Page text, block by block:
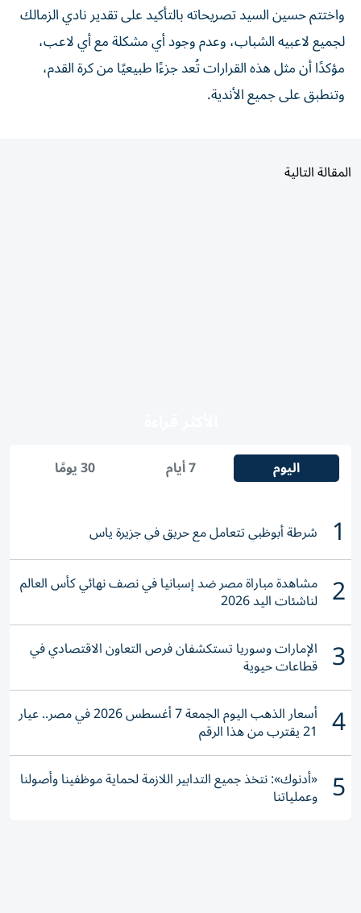
واختتم حسين السيد تصريحاته بالتأكيد على تقدير نادي الزمالك
لجميع لاعبيه الشباب، وعدم وجود أي مشكلة مع أي لاعب،
مؤكدًا أن مثل هذه القرارات تُعد جزءًا طبيعيًا من كرة القدم،
وتنطبق على جميع الأندية.
المقالة التالية
اليوم 7 أيام 30 يومًا
1 شرطة أبوظبي تتعامل مع حريق في جزيرة ياس
2 مشاهدة مباراة مصر ضد إسبانيا في نصف نهائي كأس العالم
لناشئات اليد 2026
3 الإمارات وسوريا تستكشفان فرص التعاون الاقتصادي في
قطاعات حيوية
4 أسعار الذهب اليوم الجمعة 7 أغسطس 2026 في مصر.. عيار
21 يقترب من هذا الرقم
5 «أدنوك»: نتخذ جميع التدابير اللازمة لحماية موظفينا وأصولنا
وعملياتنا